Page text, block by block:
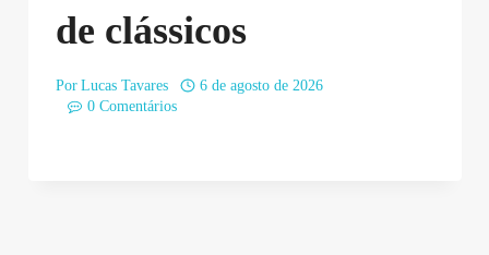
de clássicos
Por Lucas Tavares
6 de agosto de 2026
0 Comentários